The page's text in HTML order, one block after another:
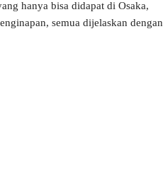
hanya bisa didapat di Osaka,
semua dijelaskan dengan